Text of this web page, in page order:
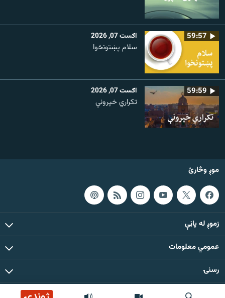
59:57 اګست 07, 2026
سلام پښتونخوا
59:59 اګست 07, 2026
تکراري خپرونې
موږ وڅارئ
زموږ له پاڼې
عمومي معلومات
رسنۍ
د دې ووبپاڼې د ټولو مطالبو حقوق له مشال راډیو سره خوندي دي